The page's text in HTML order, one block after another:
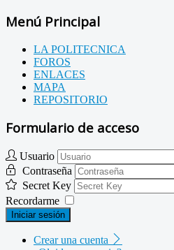
Menú Principal
LA POLITECNICA
FOROS
ENLACES
MAPA
REPOSITORIO
Formulario de acceso
Usuario
Contraseña
Secret Key
Recordarme
Iniciar sesión
Crear una cuenta